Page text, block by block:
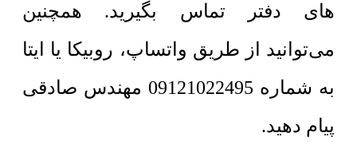
های دفتر تماس بگیرید. همچنین
می‌توانید از طریق واتساپ، روبیکا یا ایتا
به شماره 09121022495 مهندس صادقی
پیام دهید.